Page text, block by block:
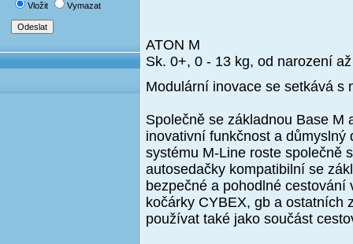
Vložit Vymazat
ATON M
Sk. 0+, 0 - 13 kg, od narození
Modulární inovace se setkává s
Společně se základnou Base M
inovativní funkčnost a
systému M-Line roste společně
autosedačky kompatibilní se
bezpečné a pohodlné
kočárky CYBEX, gb a ostatních
používat také jako součást